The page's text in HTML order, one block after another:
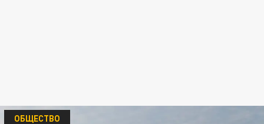
ОБЩЕСТВО